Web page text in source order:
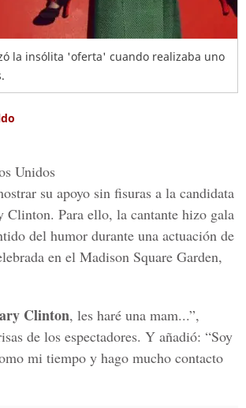
la insólita 'oferta' cuando realizaba uno
Unidos
su apoyo sin fisuras a la candidata
Clinton. Para ello, la cantante hizo gala
del humor durante una actuación de
en el Madison Square Garden,
Clinton, les haré una mam...”,
de los espectadores. Y añadió: “Soy
mi tiempo y hago mucho contacto